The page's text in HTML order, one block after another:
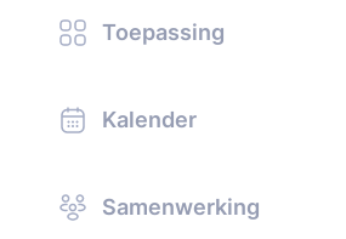
Toepassing
Kalender
Samenwerking